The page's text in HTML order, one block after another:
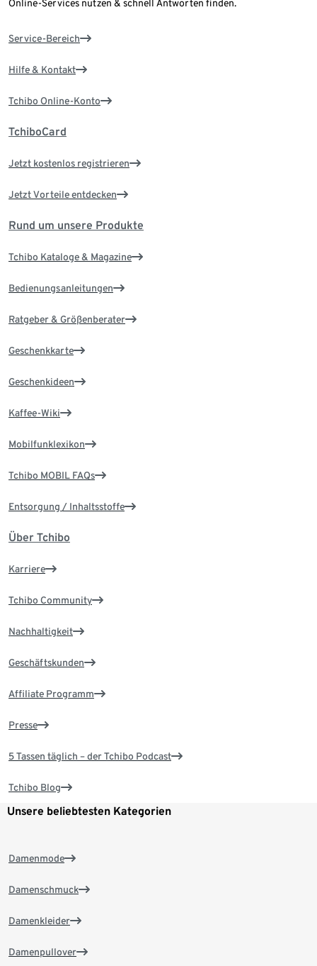
Online-Services nutzen & schnell Antworten finden.
Service-Bereich
Hilfe & Kontakt
Tchibo Online-Konto
TchiboCard
Jetzt kostenlos registrieren
Jetzt Vorteile entdecken
Rund um unsere Produkte
Tchibo Kataloge & Magazine
Bedienungsanleitungen
Ratgeber & Größenberater
Geschenkkarte
Geschenkideen
Kaffee-Wiki
Mobilfunklexikon
Tchibo MOBIL FAQs
Entsorgung / Inhaltsstoffe
Über Tchibo
Karriere
Tchibo Community
Nachhaltigkeit
Geschäftskunden
Affiliate Programm
Presse
5 Tassen täglich – der Tchibo Podcast
Tchibo Blog
Unsere beliebtesten Kategorien
Damenmode
Damenschmuck
Damenkleider
Damenpullover